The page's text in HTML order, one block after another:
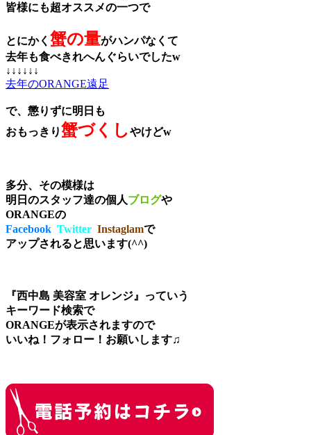
皆様にも超オススメの一つで
とにかく 蟹の量がハンパなくて
去年も食べきれへんぐらいでしたw
↓↓↓↓↓↓
去年のORANGE遠足
で、懲りずに明日も
おもっきり蟹づくしやけどw
多分、その模様は
明日のスタッフ達の個人ブログや
ORANGEの
Facebook Twitter Instaglamで
アップされると思います(^^)
『西中島 美容室 オレンジ』
っていう
キーワード検索で
ORANGEが表示されますので
いいね！フォロー！お願いします♫